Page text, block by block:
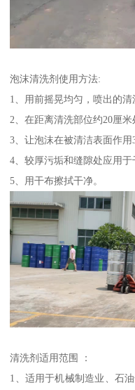
泡沫清洗剂使用方法:
1、用前摇晃均匀，喷出的清
2、在距离清洗部位约20厘米
3、让泡沫在被清洁表面作用
4、较厚污垢和缝隙处应用于
5、用干布擦拭干净。
清洗剂适用范围 ：
1、适用于机械制造业、石